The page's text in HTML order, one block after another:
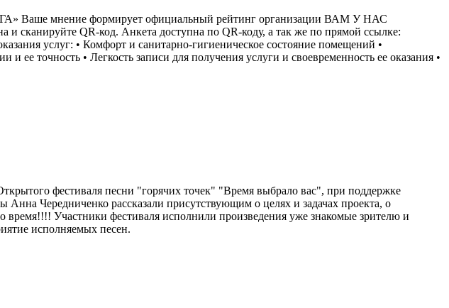
формирует официальный рейтинг организации ВАМ У НАС
QR-код. Анкета доступна по QR-коду, а так же по прямой ссылке:
услуг: • Комфорт и санитарно-гигиеническое состояние помещений •
ее точность • Легкость записи для получения услуги и своевременность ее оказания •
фестиваля песни "горячих точек" "Время выбрало вас", при поддержке
Чередниченко рассказали присутствующим о целях и задачах проекта, о
время!!!! Участники фестиваля исполнили произведения уже знакомые зрителю и
исполняемых песен.